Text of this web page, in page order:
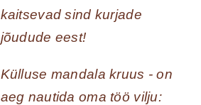
kaitsevad sind kurjade
jõudude eest!
Külluse mandala kruus - on
aeg nautida oma töö vilju: